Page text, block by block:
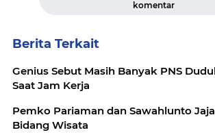
komentar
Berita Terkait
Genius Sebut Masih Banyak PNS
Saat Jam Kerja
Pemko Pariaman dan Sawahlunto
Bidang Wisata